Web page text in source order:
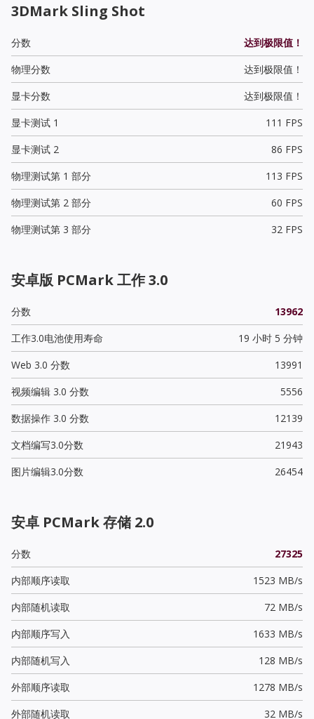
3DMark Sling Shot
分数
达到极限值！
物理分数
达到极限值！
显卡分数
达到极限值！
显卡测试 1
111 FPS
显卡测试 2
86 FPS
物理测试第 1 部分
113 FPS
物理测试第 2 部分
60 FPS
物理测试第 3 部分
32 FPS
安卓版 PCMark 工作 3.0
分数
13962
工作3.0电池使用寿命
19 小时 5 分钟
Web 3.0 分数
13991
视频编辑 3.0 分数
5556
数据操作 3.0 分数
12139
文档编写3.0分数
21943
图片编辑3.0分数
26454
安卓 PCMark 存储 2.0
分数
27325
内部顺序读取
1523 MB/s
内部随机读取
72 MB/s
内部顺序写入
1633 MB/s
内部随机写入
128 MB/s
外部顺序读取
1278 MB/s
外部随机读取
32 MB/s